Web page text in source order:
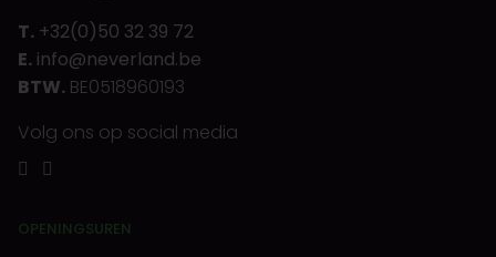
T. +32(0)50 32 39 72
E. info@neverland.be
BTW. BE0518960193
Volg ons op social media
OPENINGSUREN